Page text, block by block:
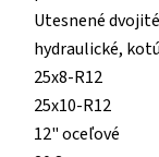
Utesnené
hydraulické,
25x8-R12
25x10-R12
12" oceľové